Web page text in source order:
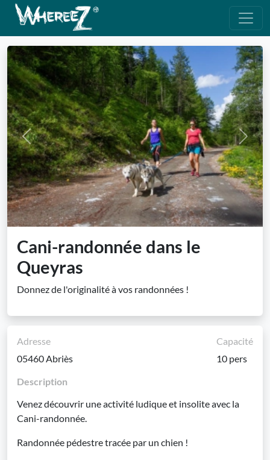
Previous Next
Cani-randonnée dans le
Queyras
Donnez de l'originalité à vos randonnées !
Adresse
05460 Abriès
Capacité
10 pers
Description
Venez découvrir une activité ludique et insolite avec la
Cani-randonnée.
Randonnée pédestre tracée par un chien !